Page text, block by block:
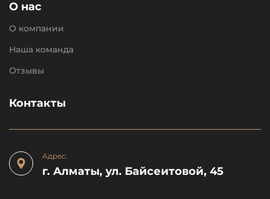
О нас
О компании
Наша команда
Отзывы
Контакты
Адрес:
г. Алматы, ул. Байсеитовой, 45